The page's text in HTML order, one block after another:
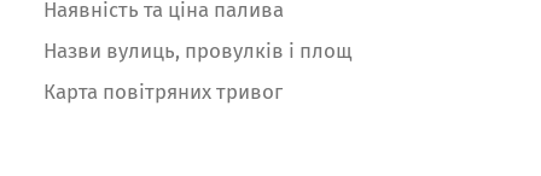
Наявність та ціна палива
Назви вулиць, провулків і площ
Карта повітряних тривог